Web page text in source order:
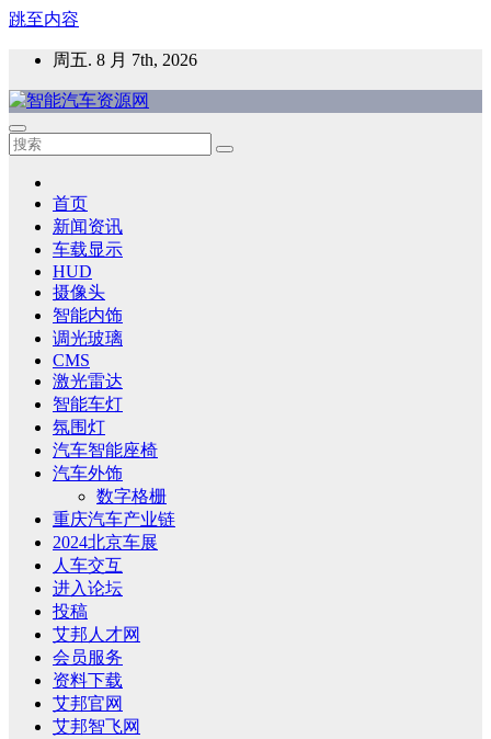
跳至内容
周五. 8 月 7th, 2026
智能汽车资源网
智能表面，智能内饰，新能源汽车，HMI，人车交互，智能车
首页
新闻资讯
车载显示
HUD
摄像头
智能内饰
调光玻璃
CMS
激光雷达
智能车灯
氛围灯
汽车智能座椅
汽车外饰
数字格栅
重庆汽车产业链
2024北京车展
人车交互
进入论坛
投稿
艾邦人才网
会员服务
资料下载
艾邦官网
艾邦智飞网